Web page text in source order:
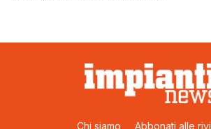
Chi siamo Abbonati alle